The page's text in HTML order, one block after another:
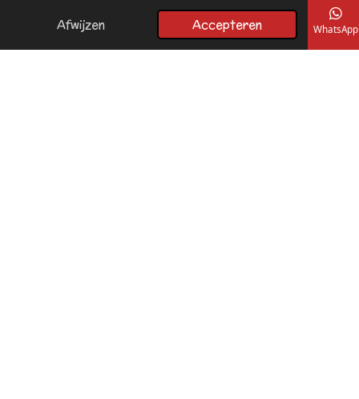
Afwijzen Accepteren
E-mailadres Telefoonnummer Kaart Facebook WhatsApp